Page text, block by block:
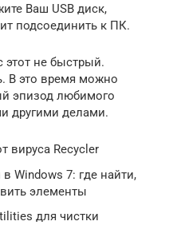
Ваш USB диск,
подсоединить к ПК.
этот не быстрый.
В это время можно
эпизод любимого
другими делами.
вируса Recycler
Windows 7: где найти,
элементы
для чистки